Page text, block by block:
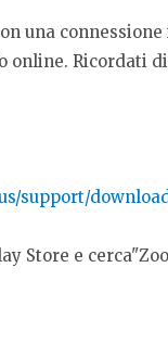
una
online. Ricordati
support/
Store e